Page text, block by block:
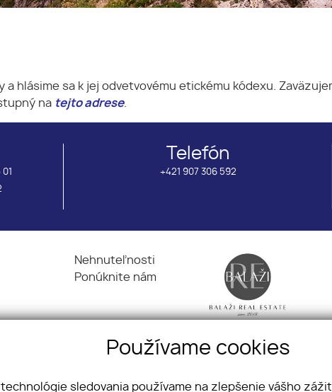
a hlásime sa k jej odvetvovému etickému kódexu.
na tejto adrese.
Telefón
+421 907 306 592
Nehnuteľnosti
Ponúknite nám
Používame cookies
sledovania používame na zlepšenie vášho